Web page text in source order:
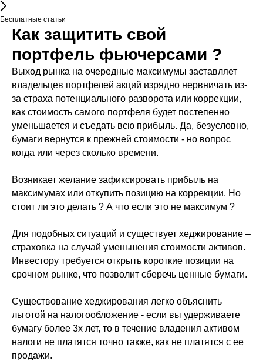
Бесплатные статьи
Как защитить свой
портфель фьючерсами ?
Выход рынка на очередные максимумы заставляет
владельцев портфелей акций изрядно нервничать из-
за страха потенциального разворота или коррекции,
как стоимость самого портфеля будет постепенно
уменьшается и съедать всю прибыль. Да, безусловно,
бумаги вернутся к прежней стоимости - но вопрос
когда или через сколько времени.
Возникает желание зафиксировать прибыль на
максимумах или откупить позицию на коррекции. Но
стоит ли это делать ? А что если это не максимум ?
Для подобных ситуаций и существует хеджирование –
страховка на случай уменьшения стоимости активов.
Инвестору требуется открыть короткие позиции на
срочном рынке, что позволит сберечь ценные бумаги.
Существование хеджирования легко объяснить
льготой на налогообложение - если вы удерживаете
бумагу более 3х лет, то в течение владения активом
налоги не платятся точно также, как не платятся с ее
продажи.